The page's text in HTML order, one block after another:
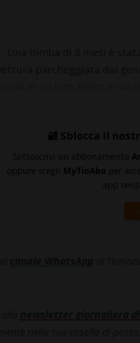
🔐 Sblocca il
Sottoscrivi un abbonamento
oppure scegli MyTioAbo per
app